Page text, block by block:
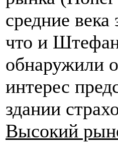
средние
что и
обнаружили
интерес
здании
Высокий